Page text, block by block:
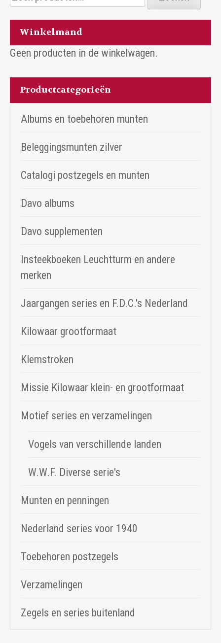
naar:
Winkelmand
Geen producten in de winkelwagen.
Productcategorieën
Albums en toebehoren munten
Beleggingsmunten zilver
Catalogi postzegels en munten
Davo albums
Davo supplementen
Insteekboeken Leuchtturm en andere
merken
Jaargangen series en F.D.C.'s Nederland
Kilowaar grootformaat
Klemstroken
Missie Kilowaar klein- en grootformaat
Motief series en verzamelingen
Vogels van verschillende landen
W.W.F. Diverse serie's
Munten en penningen
Nederland series voor 1940
Toebehoren postzegels
Verzamelingen
Zegels en series buitenland